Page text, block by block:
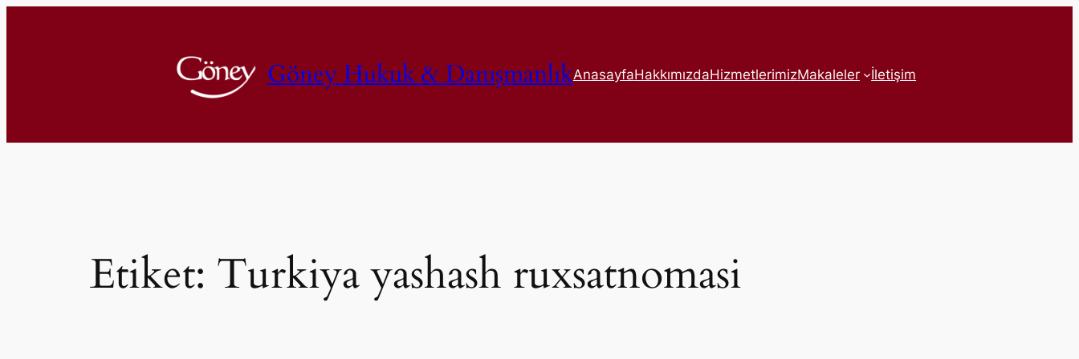
Göney Hukuk & DanışmanlıkAnasayfaHakkımızdaHizmetlerimizMakaleler İletişim
Etiket: Turkiya yashash ruxsatnomasi